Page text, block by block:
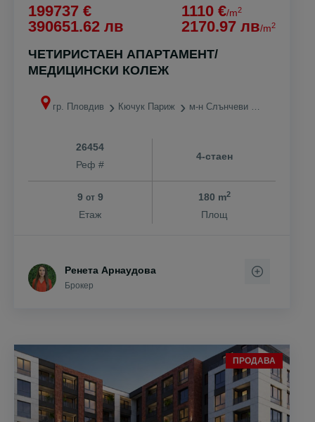
199737 €
390651.62 лв
1110 €/m2
2170.97 лв/m2
ЧЕТИРИСТАЕН АПАРТАМЕНТ/
МЕДИЦИНСКИ КОЛЕЖ
гр. Пловдив Кючук Париж м-н Слънчеви лъчи
26454
Реф #
4-стаен
9 от9
Етаж
180 m2
Площ
Ренета Арнаудова
Брокер
ПРОДАВА